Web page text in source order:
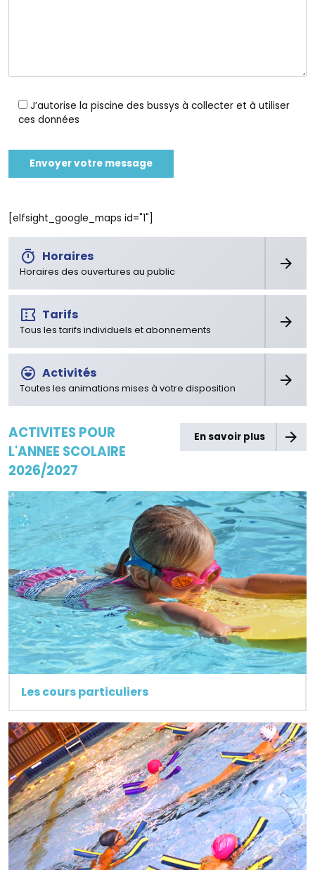
J’autorise la piscine des bussys à collecter et à utiliser
ces données
[elfsight_google_maps id="1"]
Horaires
Horaires des ouvertures au public
Tarifs
Tous les tarifs individuels et abonnements
Activités
Toutes les animations mises à votre disposition
ACTIVITES POUR
L'ANNEE SCOLAIRE
2026/2027
En savoir plus
Les cours particuliers